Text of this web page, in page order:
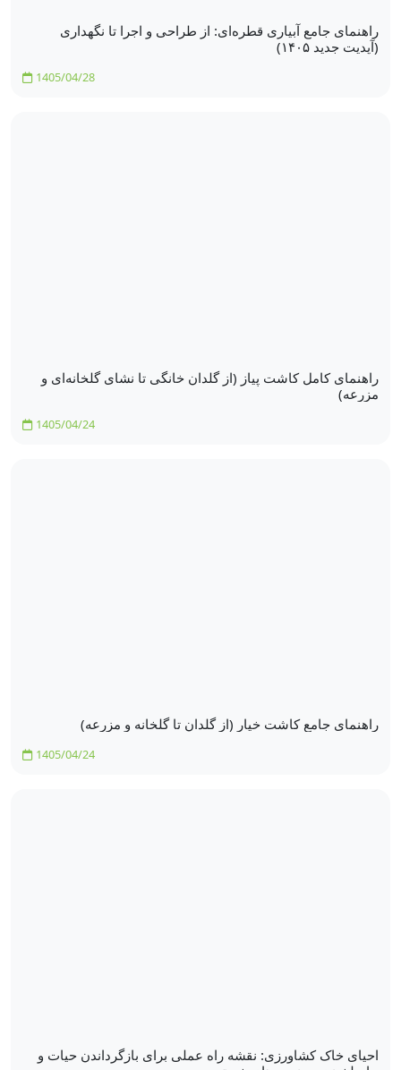
راهنمای جامع آبیاری قطره‌ای: از طراحی و اجرا تا نگهداری
(آپدیت جدید ۱۴۰۵)
1405/04/28
راهنمای کامل کاشت پیاز (از گلدان خانگی تا نشای گلخانه‌ای و
مزرعه)
1405/04/24
راهنمای جامع کاشت خیار (از گلدان تا گلخانه و مزرعه)
1405/04/24
احیای خاک کشاورزی: نقشه راه عملی برای بازگرداندن حیات و